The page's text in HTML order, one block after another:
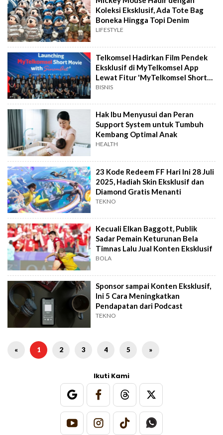
Koleksi Eksklusif, Ada Tote Bag
Boneka Hingga Topi Denim
LIFESTYLE
Telkomsel Hadirkan Film Pendek
Eksklusif di MyTelkomsel App
Lewat Fitur 'MyTelkomsel Short
Movie'
BISNIS
Hak Ibu Menyusui dan Peran
Support System untuk Tumbuh
Kembang Optimal Anak
HEALTH
23 Kode Redeem FF Hari Ini 28 Juli
2025, Hadiah Skin Eksklusif dan
Diamond Gratis Menanti
TEKNO
Kecuali Elkan Baggott, Publik
Sadar Pemain Keturunan Bela
Timnas Lalu Jual Konten Eksklusif
BOLA
Sponsor sampai Konten Eksklusif,
Ini 5 Cara Meningkatkan
Pendapatan dari Podcast
TEKNO
« 1 2 3 4 5 »
Ikuti Kami